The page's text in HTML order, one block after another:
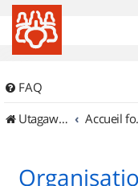
FAQ
UtagawaVTT (Randos VTT et VTTAE avec traces GPS)